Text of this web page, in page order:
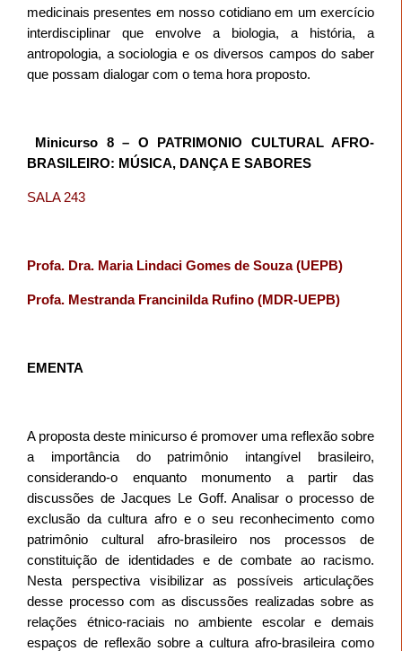
medicinais presentes em nosso cotidiano em um exercício
interdisciplinar que envolve a biologia, a história, a
antropologia, a sociologia e os diversos campos do saber
que possam dialogar com o tema hora proposto.
Minicurso 8 – O PATRIMONIO CULTURAL AFRO-
BRASILEIRO: MÚSICA, DANÇA E SABORES
SALA 243
Profa. Dra. Maria Lindaci Gomes de Souza (UEPB)
Profa. Mestranda Francinilda Rufino (MDR-UEPB)
EMENTA
A proposta deste minicurso é promover uma reflexão sobre
a importância do patrimônio intangível brasileiro,
considerando-o enquanto monumento a partir das
discussões de Jacques Le Goff. Analisar o processo de
exclusão da cultura afro e o seu reconhecimento como
patrimônio cultural afro-brasileiro nos processos de
constituição de identidades e de combate ao racismo.
Nesta perspectiva visibilizar as possíveis articulações
desse processo com as discussões realizadas sobre as
relações étnico-raciais no ambiente escolar e demais
espaços de reflexão sobre a cultura afro-brasileira como